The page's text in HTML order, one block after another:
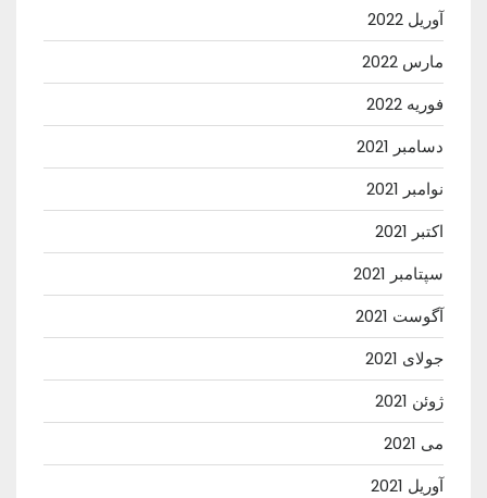
آوریل 2022
مارس 2022
فوریه 2022
دسامبر 2021
نوامبر 2021
اکتبر 2021
سپتامبر 2021
آگوست 2021
جولای 2021
ژوئن 2021
می 2021
آوریل 2021